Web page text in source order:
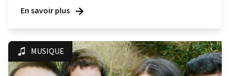
En savoir plus
MUSIQUE